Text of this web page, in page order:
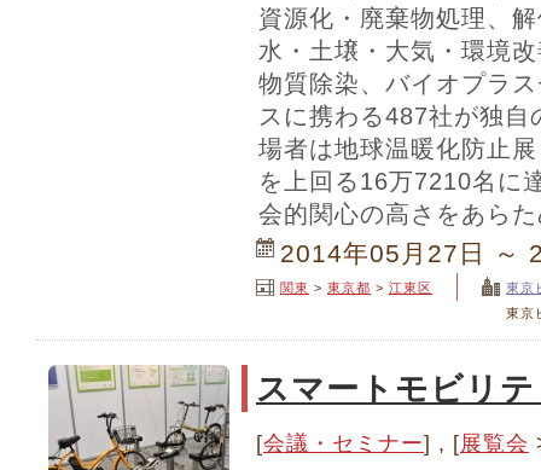
資源化・廃棄物処理、
水・土壌・大気・環境
物質除染、バイオプラ
スに携わる487社が独
場者は地球温暖化防止
を上回る16万7210名に
会的関心の高さをあら
2014年05月27日 ～
関東 > 東京都 > 江東区
東京
東京
スマートモビリ
[会議・セミナー] , [展覧会